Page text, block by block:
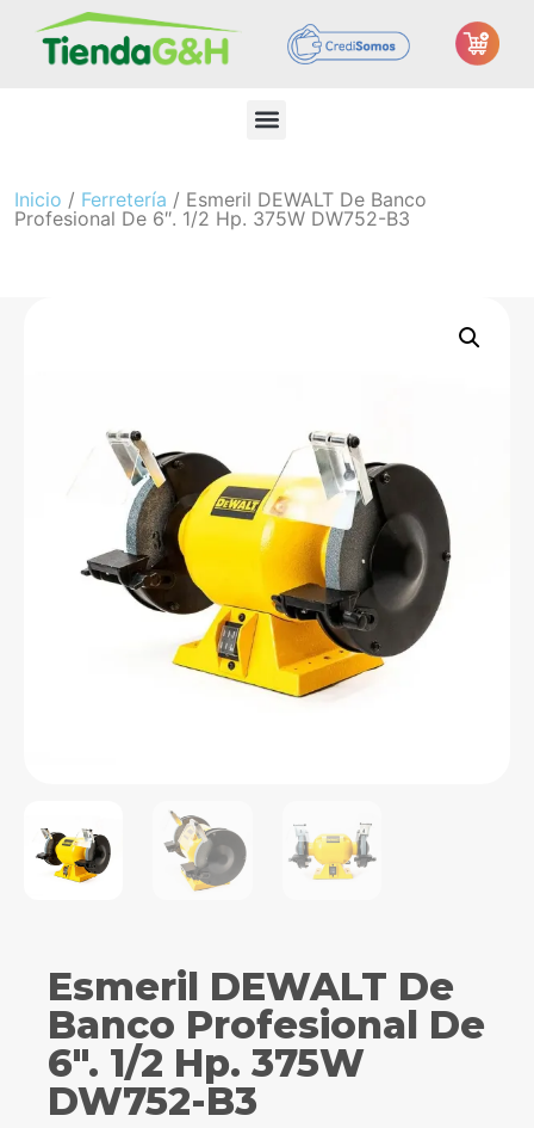
Inicio / Ferretería / Esmeril DEWALT De Banco
Profesional De 6″. 1/2 Hp. 375W DW752-B3
Esmeril DEWALT De
Banco Profesional De
6″. 1/2 Hp. 375W
DW752-B3